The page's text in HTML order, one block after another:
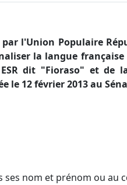
l'Union Populaire
la langue
dit "Fioraso" et de
le 12 février 2013 au
ses nom et prénom ou au